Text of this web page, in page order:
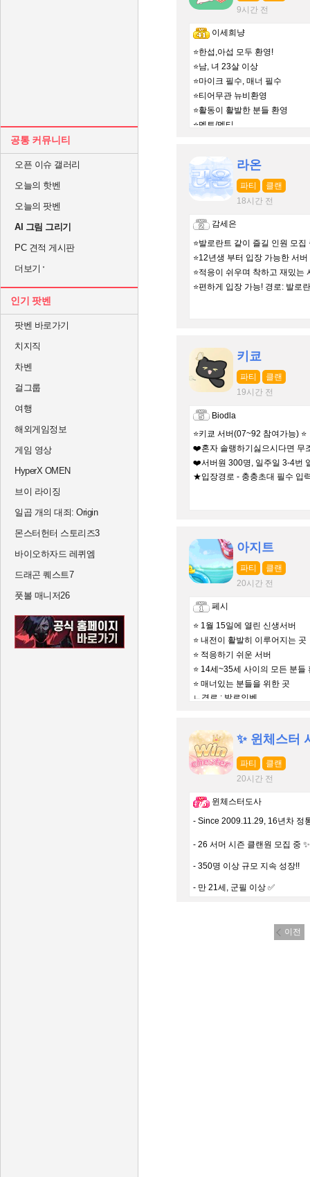
공통 커뮤니티
오픈 이슈 갤러리
오늘의 핫벤
오늘의 팟벤
AI 그림 그리기
PC 견적 게시판
더보기
인기 팟벤
팟벤 바로가기
치지직
차벤
걸그룹
여행
해외게임정보
게임 영상
HyperX OMEN
브이 라이징
일곱 개의 대죄: Origin
몬스터헌터 스토리즈3
바이오하자드 레퀴엠
드래곤 퀘스트7
풋볼 매니저26
9시간 전
이세희냥
⭐한섭,아섭 모두 환영!
⭐남, 녀 23살 이상
⭐마이크 필수, 매너 필수
⭐티어무관 뉴비환영
⭐활동이 활발한 분들 환영
⭐멘토/멘티
라온
파티
클랜
18시간 전
감세은
⭐️발로란트 같이 즐길 인원 모집
⭐️12년생 부터 입장 가능한 서버
⭐️적응이 쉬우며 착하고 재밌는
⭐️편하게 입장 가능! 경로: 발로
키쿄
파티
클랜
19시간 전
Biodla
⭐키쿄 서버(07~92 참여가능) ⭐
❤️혼자 솔랭하기싫으시다면 무
❤️서버원 300명, 일주일 3-4번
★입장경로 - 충충초대 필수 입
아지트
파티
클랜
20시간 전
페시
⭐ 1월 15일에 열린 신생서버
⭐ 내전이 활발히 이루어지는 곳
⭐ 적응하기 쉬운 서버
⭐ 14세~35세 사이의 모든 분들
⭐ 매너있는 분들을 위한 곳
ㄴ경로 : 발로인벤
✨ 윈체스터
파티
클랜
20시간 전
윈체스터도사
- Since 2009.11.29, 16년차 정
- 26 서머 시즌 클랜원 모집 중 ✨
- 350명 이상 규모 지속 성장!!
- 만 21세, 군필 이상 ✅
이전